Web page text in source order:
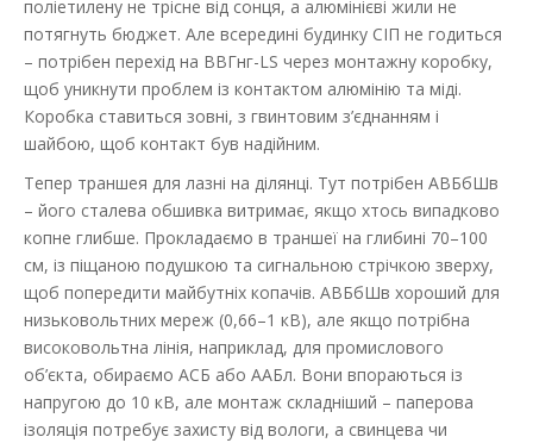
поліетилену не трісне від сонця, а алюмінієві жили не
потягнуть бюджет. Але всередині будинку СІП не годиться
– потрібен перехід на ВВГнг-LS через монтажну коробку,
щоб уникнути проблем із контактом алюмінію та міді.
Коробка ставиться зовні, з гвинтовим з’єднанням і
шайбою, щоб контакт був надійним.
Тепер траншея для лазні на ділянці. Тут потрібен АВБбШв
– його сталева обшивка витримає, якщо хтось випадково
копне глибше. Прокладаємо в траншеї на глибині 70–100
см, із піщаною подушкою та сигнальною стрічкою зверху,
щоб попередити майбутніх копачів. АВБбШв хороший для
низьковольтних мереж (0,66–1 кВ), але якщо потрібна
високовольтна лінія, наприклад, для промислового
об’єкта, обираємо АСБ або ААБл. Вони впораються із
напругою до 10 кВ, але монтаж складніший – паперова
ізоляція потребує захисту від вологи, а свинцева чи